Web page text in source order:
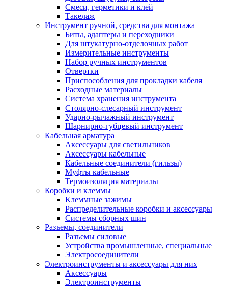
Смеси, герметики и клей
Такелаж
Инструмент ручной, средства для монтажа
Биты, адаптеры и переходники
Для штукатурно-отделочных работ
Измерительные инструменты
Набор ручных инструментов
Отвертки
Приспособления для прокладки кабеля
Расходные материалы
Система хранения инструмента
Столярно-слесарный инструмент
Ударно-рычажный инструмент
Шарнирно-губцевый инструмент
Кабельная арматура
Аксессуары для светильников
Аксессуары кабельные
Кабельные соединители (гильзы)
Муфты кабельные
Термоизоляция материалы
Коробки и клеммы
Клеммные зажимы
Распределительные коробки и аксессуары
Системы сборных шин
Разъемы, соединители
Разъемы силовые
Устройства промышленные, специальные
Электросоединители
Электроинструменты и аксессуары для них
Аксессуары
Электроинструменты